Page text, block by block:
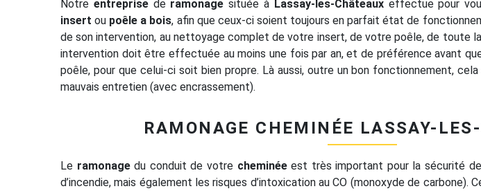
Notre entreprisede ramonage située à Lassay-les-Châteauxeffectue pour
insert ou poêle a bois, afin que ceux-ci soient toujours en parfait état de
de son intervention, au nettoyage complet de votre insert, de votre poêle, de toute
intervention doit être effectuée au moins une fois par an, et de préférence avant
poêle, pour que celui-ci soit bien propre. Là aussi, outre un bon fonctionnement,
mauvais entretien (avec encrassement).
RAMONAGE CHEMINÉE LASSAY-
Le ramonagedu conduit de votre cheminéeest très important pour la sécurité
d’incendie, mais également les risques d’intoxication au CO (monoxyde de carbone).